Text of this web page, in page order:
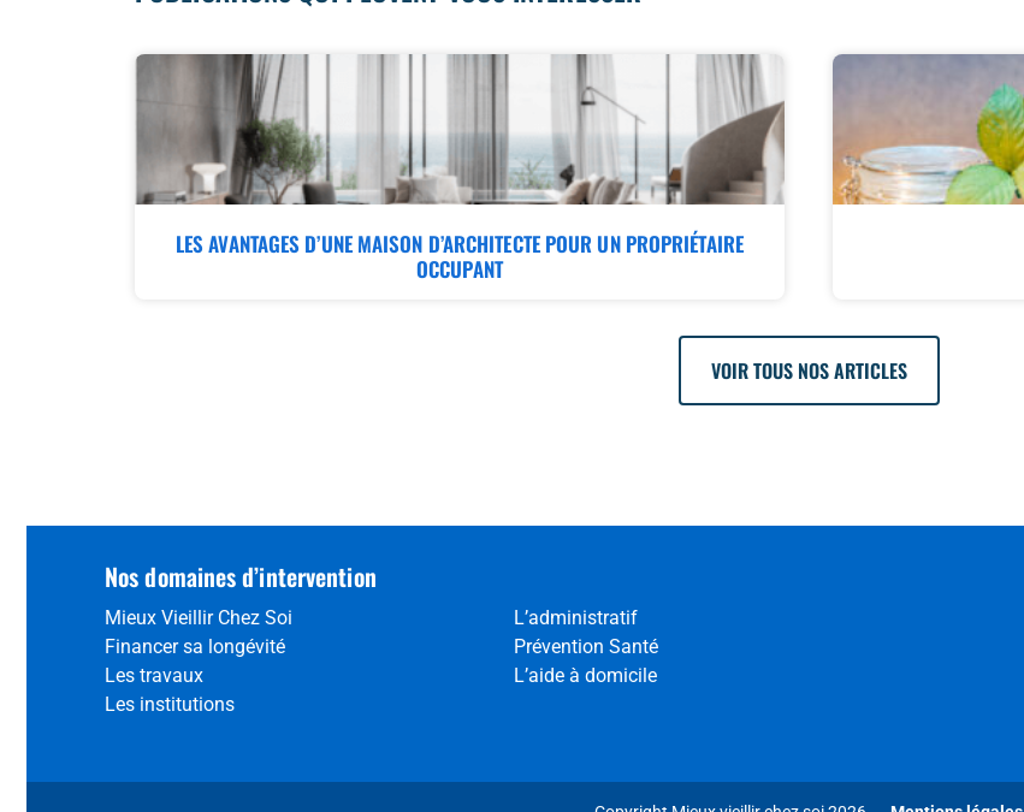
LES AVANTAGES D’UNE MAISON D’ARCHITECTE POUR UN PROPRIÉTAIRE
OCCUPANT
VOIR TOUS NOS ARTICLES
Nos domaines d’intervention
Mieux Vieillir Chez Soi
L’administratif
Financer sa longévité
Prévention Santé
Les travaux
L’aide à domicile
Les institutions